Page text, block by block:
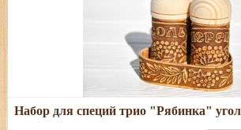
Подробнее
Размеры: длина - 9,5 см; ширина - 9,5
Набор для специй трио "Рябинка"